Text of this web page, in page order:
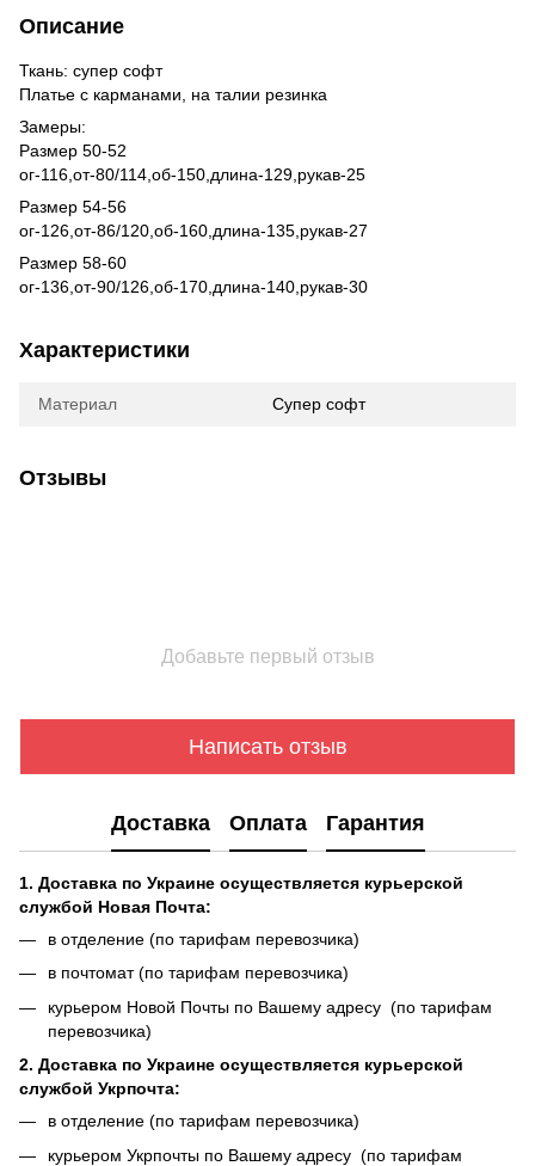
Описание
Ткань: супер софт
Платье с карманами, на талии резинка
Замеры:
Размер 50-52
ог-116,от-80/114,об-150,длина-129,рукав-25
Размер 54-56
ог-126,от-86/120,об-160,длина-135,рукав-27
Размер 58-60
ог-136,от-90/126,об-170,длина-140,рукав-30
Характеристики
Материал Супер софт
Отзывы
Добавьте первый отзыв
Написать отзыв
Доставка Оплата Гарантия
1. Доставка по Украине осуществляется курьерской
службой Новая Почта:
в отделение (по тарифам перевозчика)
в почтомат (по тарифам перевозчика)
курьером Новой Почты по Вашему адресу (по тарифам
перевозчика)
2. Доставка по Украине осуществляется курьерской
службой Укрпочта:
в отделение (по тарифам перевозчика)
курьером Укрпочты по Вашему адресу (по тарифам